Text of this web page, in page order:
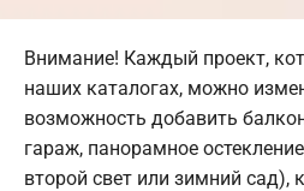
Внимание! Каждый проект,
наших каталогах, можно
возможность добавить
гараж, панорамное
второй свет или зимний сад),